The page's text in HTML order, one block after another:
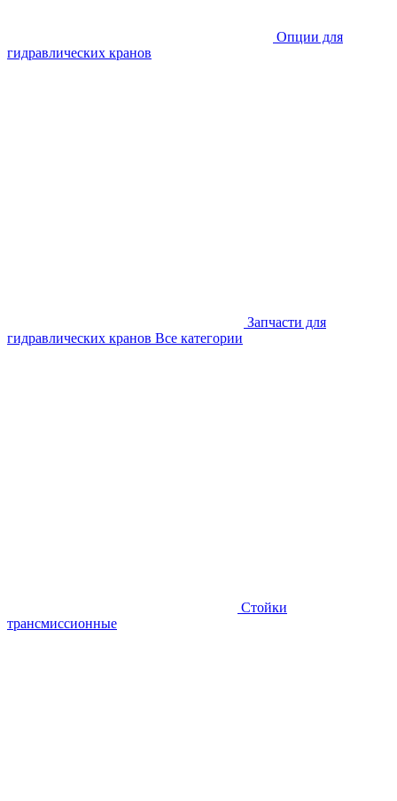
Опции для
гидравлических кранов
Запчасти для
гидравлических кранов Все категории
Стойки
трансмиссионные